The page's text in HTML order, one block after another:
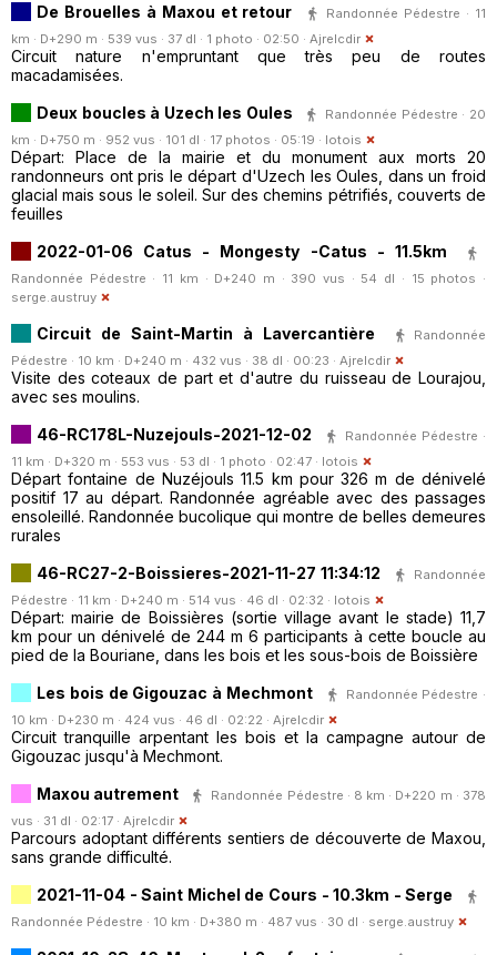
De Brouelles à Maxou et retour
Randonnée Pédestre · 11
km · D+290 m · 539 vus · 37 dl · 1 photo · 02:50 · Ajrelcdir
Circuit nature n'empruntant que très peu de routes
macadamisées.
Deux boucles à Uzech les Oules
Randonnée Pédestre · 20
km · D+750 m · 952 vus · 101 dl · 17 photos · 05:19 · lotois
Départ: Place de la mairie et du monument aux morts 20
randonneurs ont pris le départ d'Uzech les Oules, dans un froid
glacial mais sous le soleil. Sur des chemins pétrifiés, couverts de
feuilles
2022-01-06 Catus - Mongesty -Catus - 11.5km
Randonnée Pédestre · 11 km · D+240 m · 390 vus · 54 dl · 15 photos ·
serge.austruy
Circuit de Saint-Martin à Lavercantière
Randonnée
Pédestre · 10 km · D+240 m · 432 vus · 38 dl · 00:23 · Ajrelcdir
Visite des coteaux de part et d'autre du ruisseau de Lourajou,
avec ses moulins.
46-RC178L-Nuzejouls-2021-12-02
Randonnée Pédestre ·
11 km · D+320 m · 553 vus · 53 dl · 1 photo · 02:47 · lotois
Départ fontaine de Nuzéjouls 11.5 km pour 326 m de dénivelé
positif 17 au départ. Randonnée agréable avec des passages
ensoleillé. Randonnée bucolique qui montre de belles demeures
rurales
46-RC27-2-Boissieres-2021-11-27 11:34:12
Randonnée
Pédestre · 11 km · D+240 m · 514 vus · 46 dl · 02:32 · lotois
Départ: mairie de Boissières (sortie village avant le stade) 11,7
km pour un dénivelé de 244 m 6 participants à cette boucle au
pied de la Bouriane, dans les bois et les sous-bois de Boissière
Les bois de Gigouzac à Mechmont
Randonnée Pédestre ·
10 km · D+230 m · 424 vus · 46 dl · 02:22 · Ajrelcdir
Circuit tranquille arpentant les bois et la campagne autour de
Gigouzac jusqu'à Mechmont.
Maxou autrement
Randonnée Pédestre · 8 km · D+220 m · 378
vus · 31 dl · 02:17 · Ajrelcdir
Parcours adoptant différents sentiers de découverte de Maxou,
sans grande difficulté.
2021-11-04 - Saint Michel de Cours - 10.3km - Serge
Randonnée Pédestre · 10 km · D+380 m · 487 vus · 30 dl · serge.austruy